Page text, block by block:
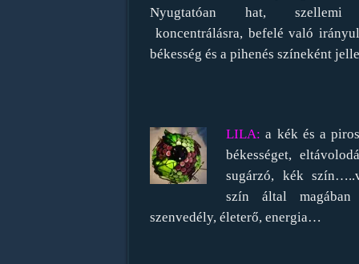
Nyugtatóan hat, szellemi
koncentrálásra, befelé való
békesség és a pihenés színeként
LILA: a kék és a
békességet,
sugárzó, kék
szín által magában
szenvedély, életerő, energia…